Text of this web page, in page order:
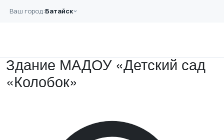
Перейти к основному содержанию
Ваш город:Батайск
Главная
Здание МАДОУ «Детский сад
«Колобок»